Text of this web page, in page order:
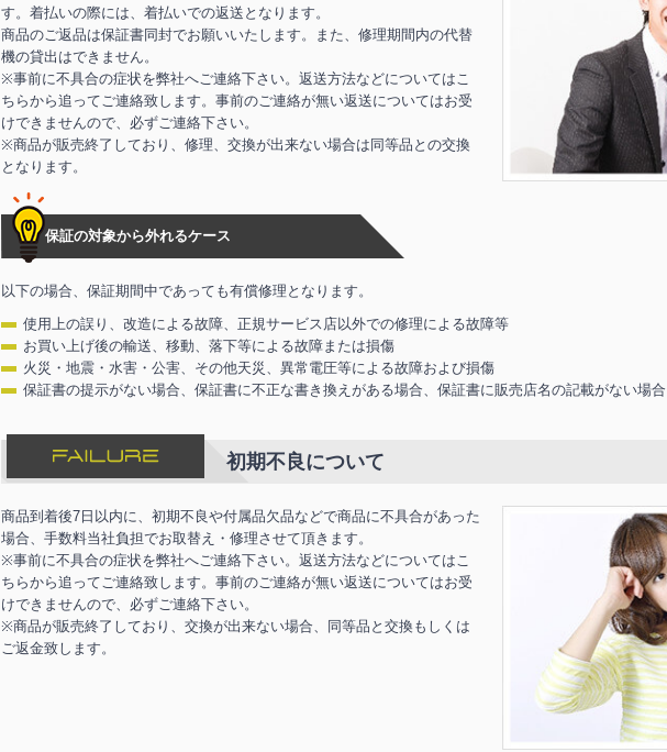
す。着払いの際には、着払いでの返送となります。
商品のご返品は保証書同封でお願いいたします。また、修理期間内の代替
機の貸出はできません。
※事前に不具合の症状を弊社へご連絡下さい。返送方法などについてはこ
ちらから追ってご連絡致します。事前のご連絡が無い返送についてはお受
けできませんので、必ずご連絡下さい。
※商品が販売終了しており、修理、交換が出来ない場合は同等品との交換
となります。
保証の対象から外れるケース
以下の場合、保証期間中であっても有償修理となります。
使用上の誤り、改造による故障、正規サービス店以外での修理による故障等
お買い上げ後の輸送、移動、落下等による故障または損傷
火災・地震・水害・公害、その他天災、異常電圧等による故障および損傷
保証書の提示がない場合、保証書に不正な書き換えがある場合、保証書に販売店名の記載がない場合
初期不良について
商品到着後7日以内に、初期不良や付属品欠品などで商品に不具合があった
場合、手数料当社負担でお取替え・修理させて頂きます。
※事前に不具合の症状を弊社へご連絡下さい。返送方法などについてはこ
ちらから追ってご連絡致します。事前のご連絡が無い返送についてはお受
けできませんので、必ずご連絡下さい。
※商品が販売終了しており、交換が出来ない場合、同等品と交換もしくは
ご返金致します。